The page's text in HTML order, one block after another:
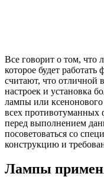
Все говорит о том, что
которое будет
считают, что отличной
настроек и установка
лампы или
всех противотуманных
перед выполнением
посоветоваться со
конструкцию и
Лампы